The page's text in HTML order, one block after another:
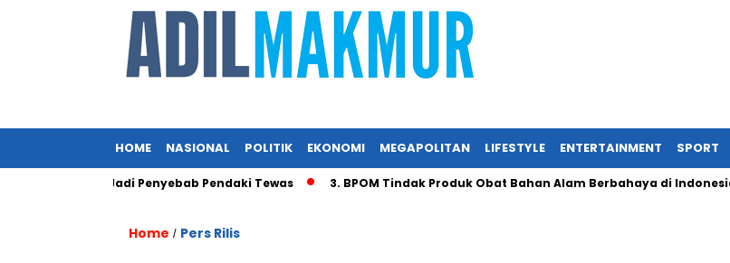
HOME NASIONAL POLITIK EKONOMI MEGAPOLITAN LIFESTYLE ENTERTAINMENT SPORT
Diduga Jadi Penyebab Pendaki Tewas 3. BPOM Tindak Produk Obat Bahan Alam Berbahaya di Indonesia
Home / Pers Rilis